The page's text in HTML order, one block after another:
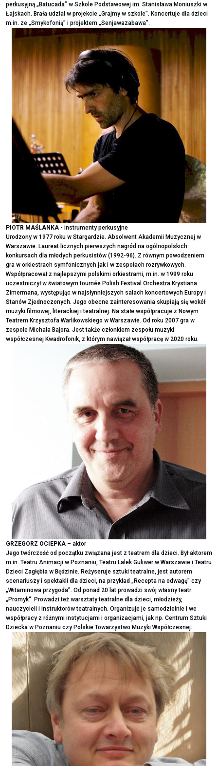
perkusyjną „Batucada” w Szkole Podstawowej im. Stanisława Moniuszki w
Łajskach. Brała udział w projekcie „Grajmy w szkole”. Koncertuje dla dzieci
m.in. ze „Smykofonią” i projektem „Senjawazabawa”.
PIOTR MAŚLANKA - instrumenty perkusyjne
Urodzony w 1977 roku w Stargardzie. Absolwent Akademii Muzycznej w
Warszawie. Laureat licznych pierwszych nagród na ogólnopolskich
konkursach dla młodych perkusistów (1992-96). Z równym powodzeniem
gra w orkiestrach symfonicznych jak i w zespołach rozrywkowych.
Współpracował z najlepszymi polskimi orkiestrami, m.in. w 1999 roku
uczestniczył w światowym tournée Polish Festival Orchestra Krystiana
Zimermana, występując w najsłynniejszych salach koncertowych Europy i
Stanów Zjednoczonych. Jego obecne zainteresowania skupiają się wokół
muzyki filmowej, literackiej i teatralnej. Na stałe współpracuje z Nowym
Teatrem Krzysztofa Warlikowskiego w Warszawie. Od roku 2007 gra w
zespole Michała Bajora. Jest także członkiem zespołu muzyki
współczesnej Kwadrofonik, z którym nawiązał współpracę w 2020 roku.
GRZEGORZ OCIEPKA – aktor
Jego twórczość od początku związana jest z teatrem dla dzieci. Był aktorem
m.in. Teatru Animacji w Poznaniu, Teatru Lalek Guliwer w Warszawie i Teatru
Dzieci Zagłębia w Będzinie. Reżyseruje sztuki teatralne, jest autorem
scenariuszy i spektakli dla dzieci, na przykład „Recepta na odwagę” czy
„Witaminowa przygoda”. Od ponad 20 lat prowadzi swój własny teatr
„Promyk“. Prowadzi też warsztaty teatralne dla dzieci, młodzieży,
nauczycieli i instruktorów teatralnych. Organizuje je samodzielnie i we
współpracy z różnymi instytucjami i organizacjami, jak np. Centrum Sztuki
Dziecka w Poznaniu czy Polskie Towarzystwo Muzyki Współczesnej.